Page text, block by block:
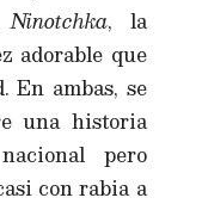
Ninotchka, la
adorable que
En ambas, se
una historia
pero
con rabia a